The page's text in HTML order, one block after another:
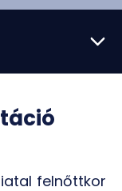
felnőttkor